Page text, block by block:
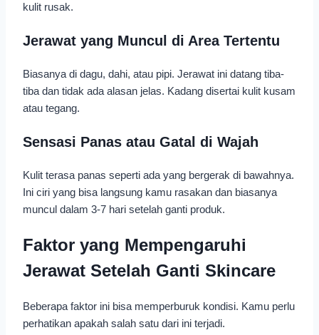
kulit rusak.
Jerawat yang Muncul di Area Tertentu
Biasanya di dagu, dahi, atau pipi. Jerawat ini datang tiba-
tiba dan tidak ada alasan jelas. Kadang disertai kulit kusam
atau tegang.
Sensasi Panas atau Gatal di Wajah
Kulit terasa panas seperti ada yang bergerak di bawahnya.
Ini ciri yang bisa langsung kamu rasakan dan biasanya
muncul dalam 3-7 hari setelah ganti produk.
Faktor yang Mempengaruhi
Jerawat Setelah Ganti Skincare
Beberapa faktor ini bisa memperburuk kondisi. Kamu perlu
perhatikan apakah salah satu dari ini terjadi.